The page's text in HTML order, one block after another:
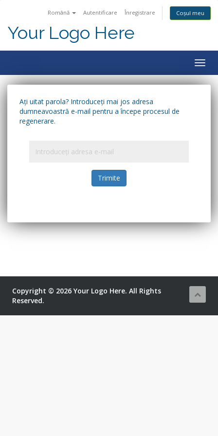
Română Autentificare Înregistrare Coșul meu
Your Logo Here
Ați uitat parola? Introduceți mai jos adresa
dumneavoastră e-mail pentru a începe procesul de
regenerare.
Trimite
Copyright © 2026 Your Logo Here. All Rights
Reserved.